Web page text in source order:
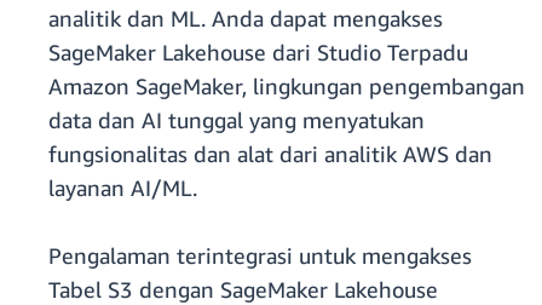
analitik dan ML. Anda dapat mengakses
SageMaker Lakehouse dari Studio Terpadu
Amazon SageMaker, lingkungan pengembangan
data dan AI tunggal yang menyatukan
fungsionalitas dan alat dari analitik AWS dan
layanan AI/ML.
Pengalaman terintegrasi untuk mengakses
Tabel S3 dengan SageMaker Lakehouse